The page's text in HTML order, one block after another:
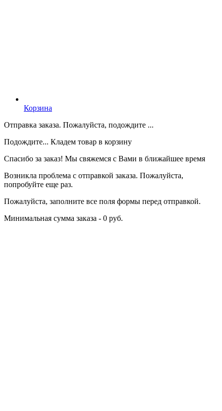
Корзина
Отправка заказа. Пожалуйста, подождите ...
Подождите... Кладем товар в корзину
Спасибо за заказ! Мы свяжемся с Вами в ближайшее время
Возникла проблема с отправкой заказа. Пожалуйста,
попробуйте еще раз.
Пожалуйста, заполните все поля формы перед отправкой.
Минимальная сумма заказа - 0 руб.